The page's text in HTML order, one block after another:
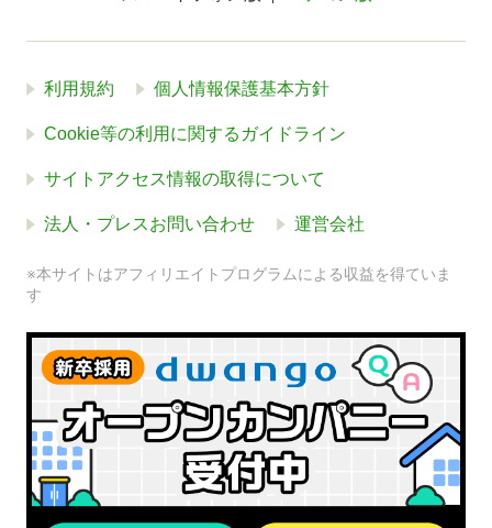
利用規約 個人情報保護基本方針
Cookie等の利用に関するガイドライン
サイトアクセス情報の取得について
法人・プレスお問い合わせ 運営会社
※本サイトはアフィリエイトプログラムによる収益を得ていま
す